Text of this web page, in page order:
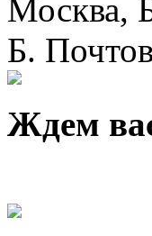
Москва,
Б.
Ждем